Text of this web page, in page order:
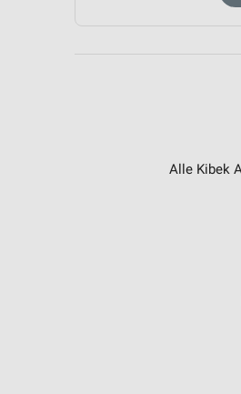
Alle Kibek